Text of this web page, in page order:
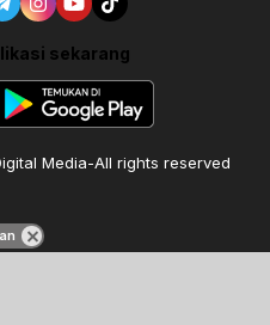
sekarang
Media-All rights reserved